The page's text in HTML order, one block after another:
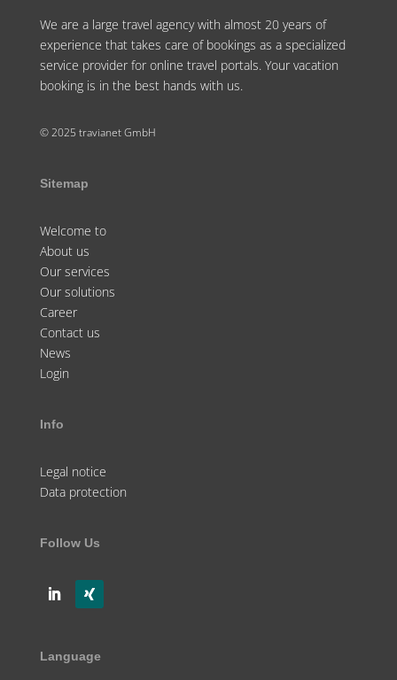
We are a large travel agency with almost 20 years of
experience that takes care of bookings as a specialized
service provider for online travel portals. Your vacation
booking is in the best hands with us.
© 2025 travianet GmbH
Sitemap
Welcome to
About us
Our services
Our solutions
Career
Contact us
News
Login
Info
Legal notice
Data protection
Follow Us
Language